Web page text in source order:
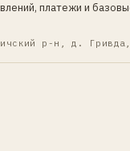
платежи и
р-н, д.